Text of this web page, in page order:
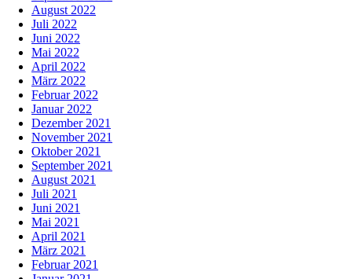
August 2022
Juli 2022
Juni 2022
Mai 2022
April 2022
März 2022
Februar 2022
Januar 2022
Dezember 2021
November 2021
Oktober 2021
September 2021
August 2021
Juli 2021
Juni 2021
Mai 2021
April 2021
März 2021
Februar 2021